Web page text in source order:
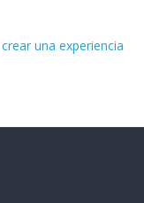
una experiencia